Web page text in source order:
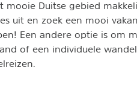
mooie Duitse gebied
uit en zoek een mooi
Een andere optie is om
of een individuele